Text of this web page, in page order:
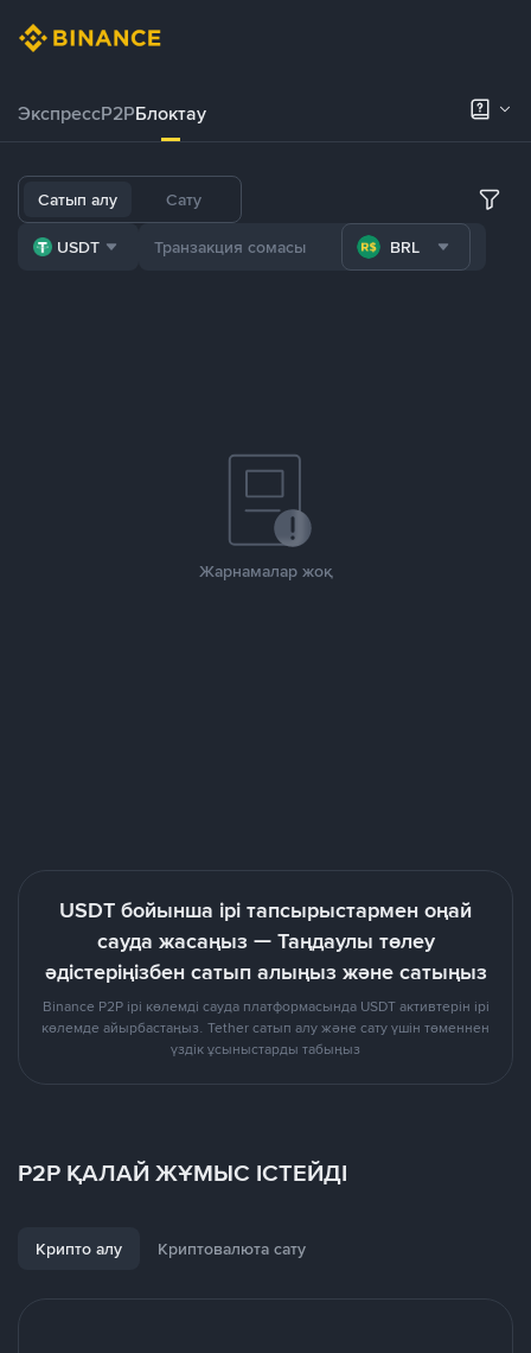
ЭкспрессP2PБлоктау
Сатып алу Сату
USDT BRL
Жарнамалар жоқ
USDT бойынша ірі тапсырыстармен оңай
сауда жасаңыз — Таңдаулы төлеу
әдістеріңізбен сатып алыңыз және сатыңыз
Binance P2P ірі көлемді сауда платформасында USDT активтерін ірі
көлемде айырбастаңыз. Tether сатып алу және сату үшін төменнен
үздік ұсыныстарды табыңыз
P2P ҚАЛАЙ ЖҰМЫС ІСТЕЙДІ
Крипто алу Криптовалюта сату